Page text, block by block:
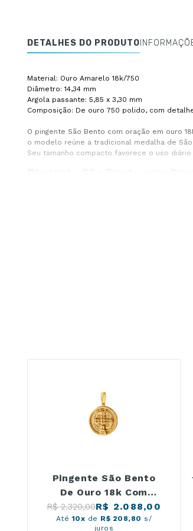
DETALHES DO PRODUTO
Material: Ouro Amarelo 18k/750
Diâmetro: 14,34 mm
Argola passante: 5,85 x 3,30 mm
Composição: De ouro 750 polido, com
O pingente São Bento com oração em ouro
o modelo reúne a tradicional medalha de
Seu tamanho compacto favorece o uso
A medalha de São Bento é um dos
O pingente de São Bento em ouro é uma
compromissos cotidianos até momentos
Também é uma opção significativa para
gravada e a tradicional medalha de São
Pingente São Bento
De Ouro 18k Com
Oração 14mm
R$ 2.320,00R$ 2.088,00
Até 10x de R$ 208,80 s/
juros